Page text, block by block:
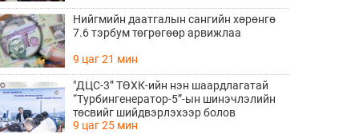
Нийгмийн даатгалын сангийн хөрөнгө
7.6 тэрбум төгрөгөөр арвижлаа
9 цаг 21 мин
"ДЦС-3” ТӨХК-ийн нэн шаардлагатай
“Турбингенератор-5”-ын шинэчлэлийн
төсвийг шийдвэрлэхээр болов
9 цаг 25 мин